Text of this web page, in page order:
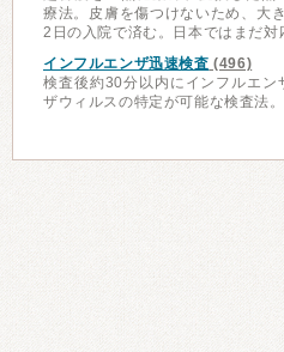
療法。皮膚を傷つけないため、大
2日の入院で済む。日本ではまだ対
インフルエンザ迅速検査 (496)
検査後約30分以内にインフルエン
ザウィルスの特定が可能な検査法。